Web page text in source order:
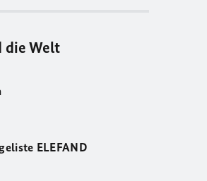
die Welt
ELEFAND